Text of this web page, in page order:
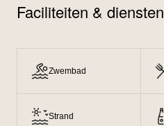
Faciliteiten & diensten
Zwembad
Strand